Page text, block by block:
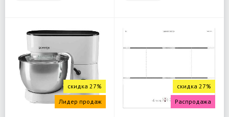
скидка 27%
Лидер продаж
скидка 27%
Распродажа